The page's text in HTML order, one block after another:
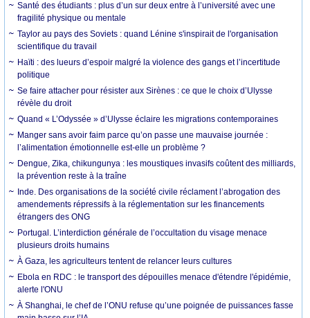
Santé des étudiants : plus d’un sur deux entre à l’université avec une
fragilité physique ou mentale
Taylor au pays des Soviets : quand Lénine s'inspirait de l'organisation
scientifique du travail
Haïti : des lueurs d’espoir malgré la violence des gangs et l’incertitude
politique
Se faire attacher pour résister aux Sirènes : ce que le choix d’Ulysse
révèle du droit
Quand « L’Odyssée » d’Ulysse éclaire les migrations contemporaines
Manger sans avoir faim parce qu’on passe une mauvaise journée :
l’alimentation émotionnelle est-elle un problème ?
Dengue, Zika, chikungunya : les moustiques invasifs coûtent des milliards,
la prévention reste à la traîne
Inde. Des organisations de la société civile réclament l’abrogation des
amendements répressifs à la réglementation sur les financements
étrangers des ONG
Portugal. L’interdiction générale de l’occultation du visage menace
plusieurs droits humains
À Gaza, les agriculteurs tentent de relancer leurs cultures
Ebola en RDC : le transport des dépouilles menace d'étendre l'épidémie,
alerte l'ONU
À Shanghai, le chef de l’ONU refuse qu’une poignée de puissances fasse